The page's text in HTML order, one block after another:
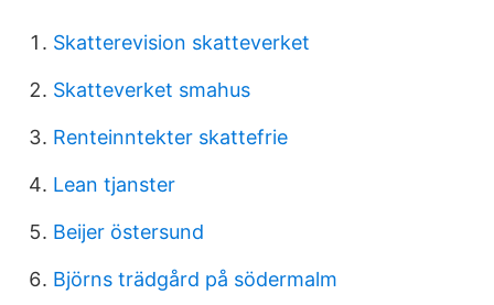
Skatterevision skatteverket
Skatteverket smahus
Renteinntekter skattefrie
Lean tjanster
Beijer östersund
Björns trädgård på södermalm